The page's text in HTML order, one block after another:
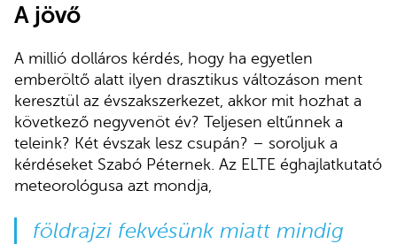
A jövő
A millió dolláros kérdés, hogy ha egyetlen
emberöltő alatt ilyen drasztikus változáson ment
keresztül az évszakszerkezet, akkor mit hozhat a
következő negyvenöt év? Teljesen eltűnnek a
teleink? Két évszak lesz csupán? – soroljuk a
kérdéseket Szabó Péternek. Az ELTE éghajlatkutató
meteorológusa azt mondja,
földrajzi fekvésünk miatt mindig